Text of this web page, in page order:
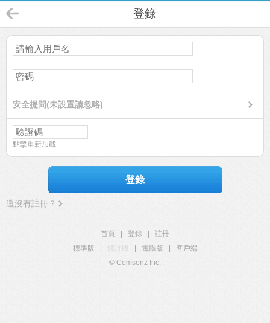
登錄
安全提問(未設置請忽略)
點擊重新加載
登錄
還沒有註冊？
首頁 登錄
註冊
標準版
觸屏版 電腦版
客戶端
© Comsenz Inc.